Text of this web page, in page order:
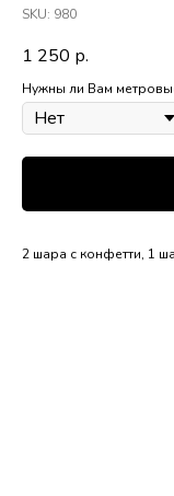
SKU: 980
1 250 р.
Нужны ли Вам
2 шара с конфетти, 1